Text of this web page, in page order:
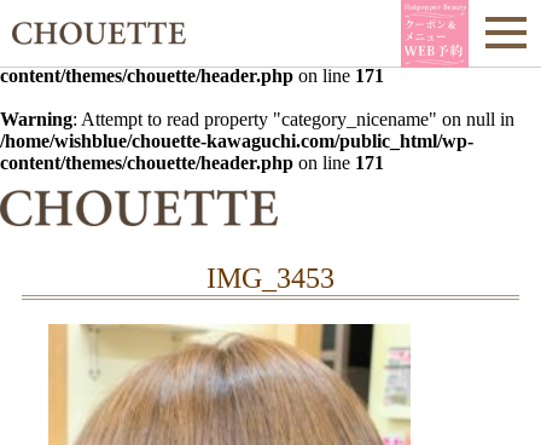
Warning : Undefined array key 0 in
/home/wishblue/chouette-
content/themes/chouette/header.php on line 171
Warning: Attempt to read property "category_nicename" on null in
/home/wishblue/chouette-kawaguchi.com/public_html/wp-
content/themes/chouette/header.php on line 171
IMG_3453